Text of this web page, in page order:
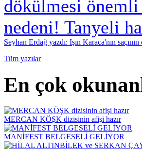
Seyhan Erdağ yazdı: Işın Karaca'nın
Tüm yazılar
En çok
MERCAN KÖŞK dizisinin afişi hazır
MANİFEST BELGESELİ GELİYOR